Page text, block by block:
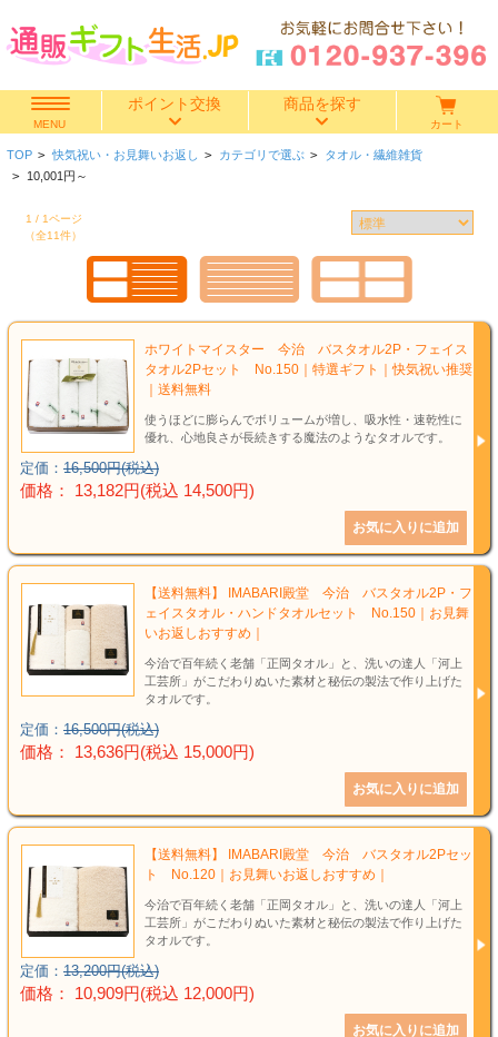
MENU
ポイント交換 商品を探す
快気祝い
香典返し
結婚引き出物
結婚祝い
新築祝い
初盆・新盆
お中元
プレゼント
各種記念品
カタログ
カート
TOP > 快気祝い・お見舞いお返し > カテゴリで選ぶ > タオル・繊維雑貨
> 10,001円～
1 / 1ページ
（全11件）
ホワイトマイスター 今治 バスタオル2P・フェイス
タオル2Pセット No.150｜特選ギフト｜快気祝い推奨
｜送料無料
使うほどに膨らんでボリュームが増し、吸水性・速乾性に
優れ、心地良さが長続きする魔法のようなタオルです。
定価： 16,500円(税込)
価格： 13,182円(税込 14,500円)
【送料無料】 IMABARI殿堂 今治 バスタオル2P・フ
ェイスタオル・ハンドタオルセット No.150｜お見舞
いお返しおすすめ｜
今治で百年続く老舗「正岡タオル」と、洗いの達人「河上
工芸所」がこだわりぬいた素材と秘伝の製法で作り上げた
タオルです。
定価： 16,500円(税込)
価格： 13,636円(税込 15,000円)
【送料無料】 IMABARI殿堂 今治 バスタオル2Pセッ
ト No.120｜お見舞いお返しおすすめ｜
今治で百年続く老舗「正岡タオル」と、洗いの達人「河上
工芸所」がこだわりぬいた素材と秘伝の製法で作り上げた
タオルです。
定価： 13,200円(税込)
価格： 10,909円(税込 12,000円)